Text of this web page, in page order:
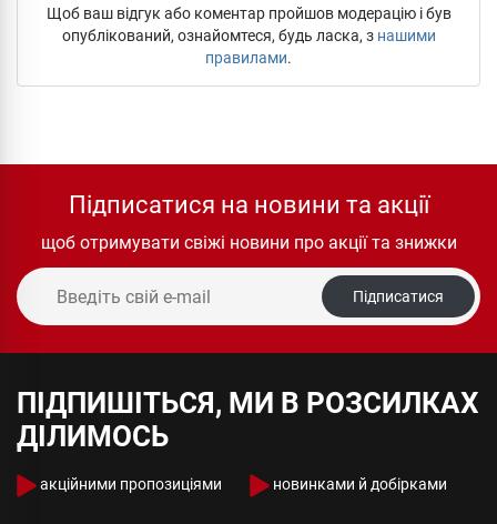
Щоб ваш відгук або коментар пройшов модерацію і був
опублікований, ознайомтеся, будь ласка, з нашими
правилами.
Підписатися на новини та акції
щоб отримувати свіжі новини про акції та знижки
Підписатися
ПІДПИШІТЬСЯ, МИ В РОЗСИЛКАХ
ДІЛИМОСЬ
акційними пропозиціями новинками й добірками